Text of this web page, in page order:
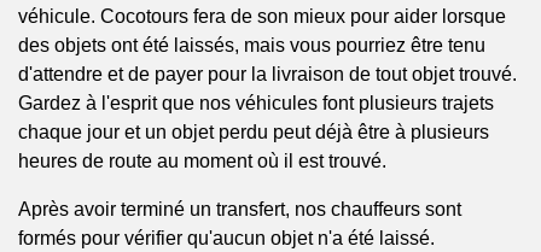
véhicule. Cocotours fera de son mieux pour aider lorsque
des objets ont été laissés, mais vous pourriez être tenu
d'attendre et de payer pour la livraison de tout objet trouvé.
Gardez à l'esprit que nos véhicules font plusieurs trajets
chaque jour et un objet perdu peut déjà être à plusieurs
heures de route au moment où il est trouvé.
Après avoir terminé un transfert, nos chauffeurs sont
formés pour vérifier qu'aucun objet n'a été laissé.